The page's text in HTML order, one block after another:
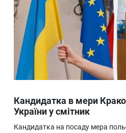
Життя
Лайфстайл
ТехноНаука
Людина
Ukraine
Про нас
Кандидатка в мери
України у смітник
Кандидатка на посаду мера